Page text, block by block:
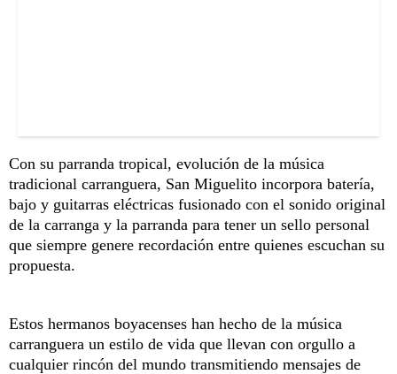
Con su parranda tropical, evolución de la música
tradicional carranguera, San Miguelito incorpora batería,
bajo y guitarras eléctricas fusionado con el sonido original
de la carranga y la parranda para tener un sello personal
que siempre genere recordación entre quienes escuchan su
propuesta.
Estos hermanos boyacenses han hecho de la música
carranguera un estilo de vida que llevan con orgullo a
cualquier rincón del mundo transmitiendo mensajes de